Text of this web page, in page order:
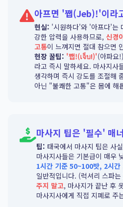
아프면 '쨉(Jeb)!'이라
현실: '시원하다'와 '아프다'는
강한 압력을 사용하므로, 신경
고통이 느껴지면 절대 참으면
현장 꿀팁: '쨉!(เจ็บ!)'(아파요
라고 즉시 말하세요. 마사지사
생각하며 즉시 강도를 조절해
아닌 "불쾌한 고통"은 몸에 해
마사지 팁은 '필수' 매너
팁: 태국에서 마사지 팁은 사
마사지사들은 기본급이 매우
1시간 기준 50~100밧, 2시간
일반적입니다. (럭셔리 스파
주지 말고, 마사지가 끝난 후
마사지사에게 직접 지폐로 주